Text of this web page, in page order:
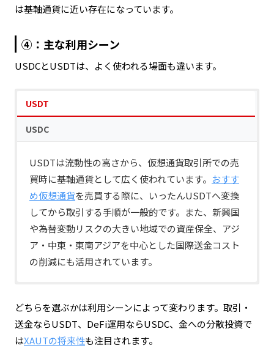
DeFiプロトコルとの統合が深く、特にSolanaでの利
CCTP（クロスチェーン転送プロトコル）を活用する
形式で効率的に行えます。
は基軸通貨に近い存在になっています。
④：主な利用シーン
USDCとUSDTは、よく使われる場面も違います。
USDT
USDC
USDTは流動性の高さから、仮想通貨取引所での売
買時に基軸通貨として広く使われています。 おすす
め仮想通貨を売買する際に、いったんUSDTへ変換
してから取引する手順が一般的です。また、新興国
や為替変動リスクの大きい地域での資産保全、アジ
ア・中東・東南アジアを中心とした国際送金コスト
の削減にも活用されています。
持ちます。AaveやCompoundといった仮想通貨レン
ディングプロトコルでの担保・運用、Uniswapなど
の分散型取引所（DEX）での流動性供給に多く使わ
どちらを選ぶかは利用シーンによって変わります。取引・
送金ならUSDT、DeFi運用ならUSDC、金への分散投資で
はXAUTの将来性も注目されます。